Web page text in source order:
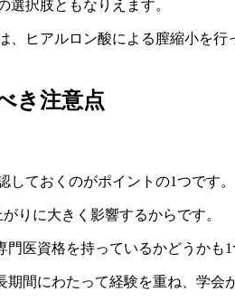
択肢ともなりえます。
ヒアルロン酸による膣縮小を
き注意点
ておくのがポイントの1つです。
りに大きく影響するからです。
医資格を持っているかどうかも1
間にわたって経験を重ね、学